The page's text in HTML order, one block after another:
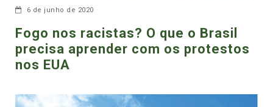
6 de junho de 2020
Fogo nos racistas? O que o Brasil
precisa aprender com os protestos
nos EUA